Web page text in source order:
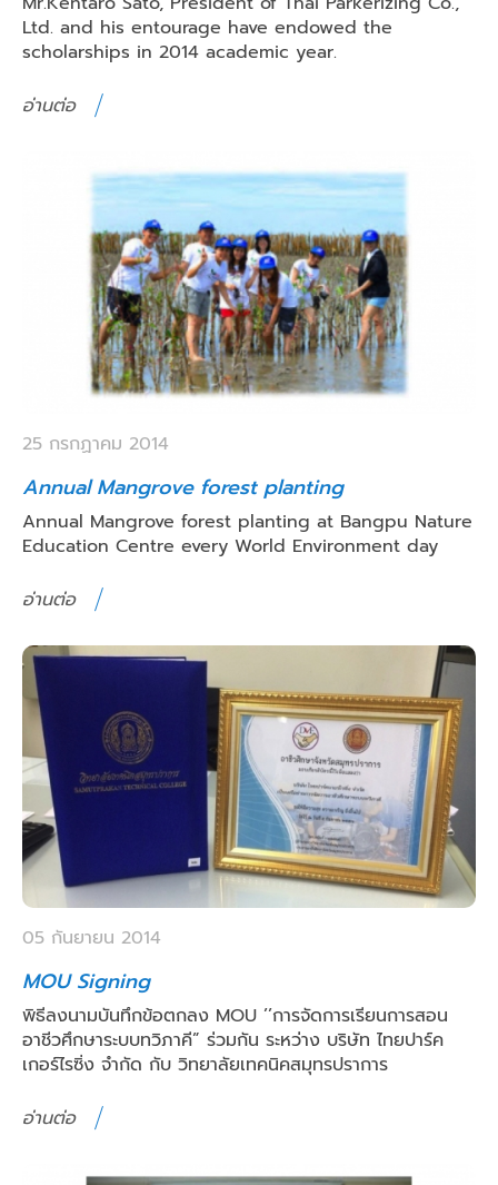
Ltd. and his entourage have endowed the
scholarships in 2014 academic year.
อ่านต่อ
25 กรกฏาคม 2014
Annual Mangrove forest planting
Annual Mangrove forest planting at Bangpu Nature
Education Centre every World Environment day
อ่านต่อ
05 กันยายน 2014
MOU Signing
พิธีลงนามบันทึกข้อตกลง MOU ’’การจัดการเรียนการสอน
อาชีวศึกษาระบบทวิภาคี” ร่วมกัน ระหว่าง บริษัท ไทยปาร์ค
เกอร์ไรซิ่ง จำกัด กับ วิทยาลัยเทคนิคสมุทรปราการ
อ่านต่อ